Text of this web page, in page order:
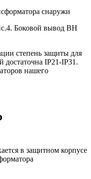
Боковой вывод ВН
степень защиты для
IP21-IP31.
нашего
в защитном корпусе